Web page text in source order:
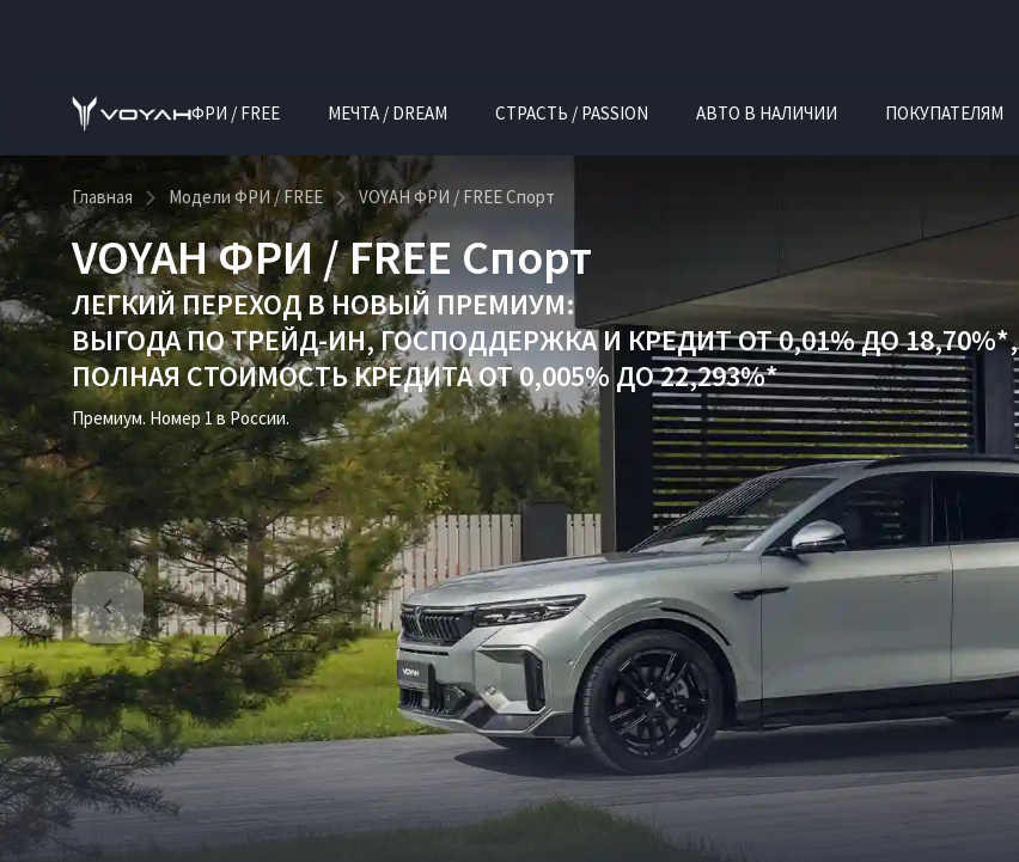
ФРИ / FREE МЕЧТА / DREAM СТРАСТЬ / PASSION АВТО В НАЛИЧИИ ПОКУПАТЕЛЯМ
Главная Модели ФРИ / FREE VOYAH ФРИ / FREE Спорт
VOYAH ФРИ / FREE Спорт
ЛЕГКИЙ ПЕРЕХОД В НОВЫЙ ПРЕМИУМ:
ВЫГОДА ПОТРЕЙД-ИН,ГОСПОДДЕРЖКАИ КРЕДИТ ОТ 0,01% ДО 18,70%*,
ПОЛНАЯ СТОИМОСТЬ КРЕДИТА ОТ 0,005% ДО 22,293%*
Премиум. Номер 1 в России.